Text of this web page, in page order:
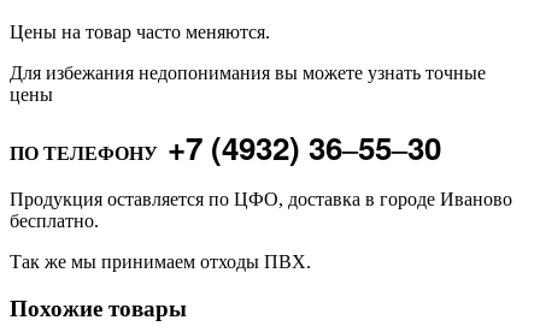
Цены на товар часто меняются.
Для избежания недопонимания вы можете узнать точные
цены
ПО ТЕЛЕФОНУ +7 (4932) 36‒55‒30
Продукция оставляется по ЦФО, доставка в городе Иваново
бесплатно.
Так же мы принимаем отходы ПВХ.
Похожие товары